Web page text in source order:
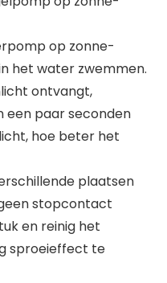
op zonne-
het water zwemmen.
ontvangt,
een paar seconden
hoe beter het
plaatsen
stopcontact
en reinig het
sproeieffect te